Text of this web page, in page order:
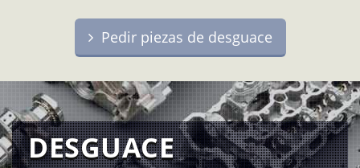
Pedir piezas de desguace
DESGUACE